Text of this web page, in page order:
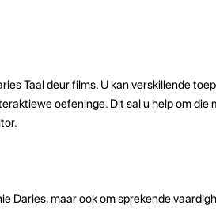
Taal deur films. U kan verskillende
oefeninge. Dit sal u help om die
Daries, maar ook om sprekende